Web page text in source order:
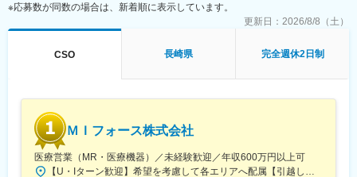
※応募数が同数の場合は、新着順に表示しています。
更新日： 2026/8/8（土）
CSO 長崎県 完全週休2日制
ＭＩフォース株式会社
医療営業（MR・医療機器）／未経験歓迎／年収600万円以上可